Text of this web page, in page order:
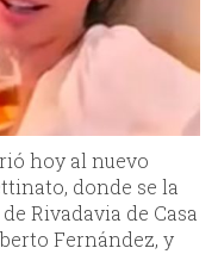
hoy al nuevo
donde se la
Rivadavia de Casa
Fernández, y